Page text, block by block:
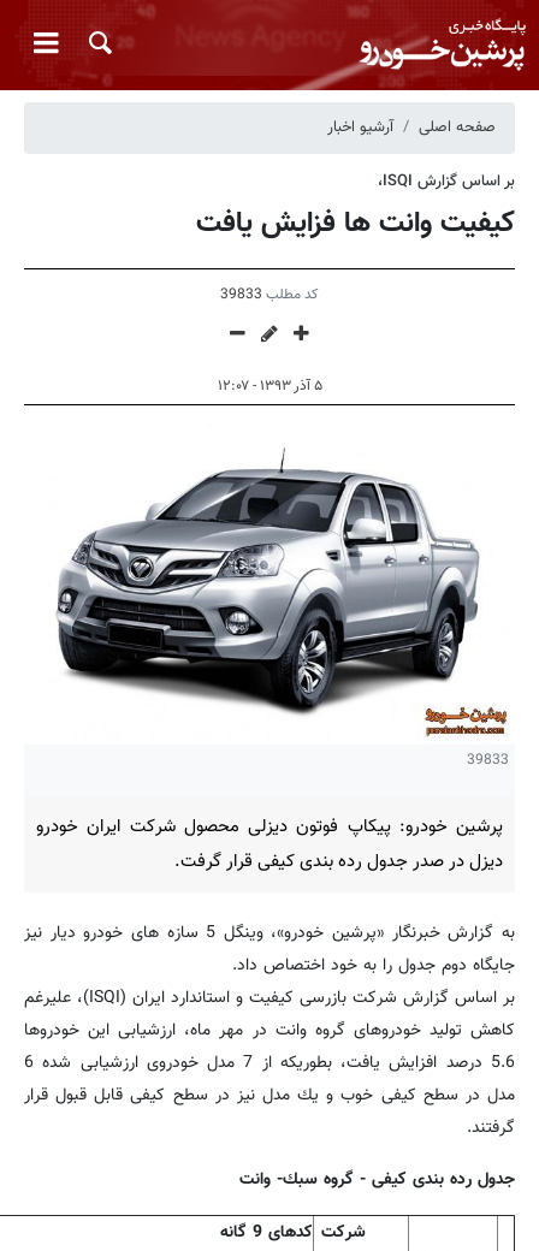
صفحه اصلی آرشیو اخبار
بر اساس گزارش ISQI،
کیفیت وانت ها فزایش یافت
کد مطلب 39833
۵ آذر ۱۳۹۳ - ۱۲:۰۷
39833
پرشین خودرو: پیکاپ فوتون دیزلی محصول شرکت ایران خودرو
دیزل در صدر جدول رده بندی کیفی قرار گرفت.
به گزارش خبرنگار «پرشین خودرو»، وینگل 5 سازه های خودرو دیار نیز
جایگاه دوم جدول را به خود اختصاص داد.
بر اساس گزارش شرکت بازرسی کیفیت و استاندارد ایران (ISQI)، علیرغم
کاهش تولید خودروهای گروه وانت در مهر ماه، ارزشیابی این خودروها
5.6 درصد افزایش یافت، بطوریكه از 7 مدل خودروی ارزشیابی شده 6
مدل در سطح كیفی خوب و یك مدل نیز در سطح كیفی قابل قبول قرار
گرفتند.
جدول رده بندی كیفی - گروه سبك- وانت
شركت كدهای 9 گانه